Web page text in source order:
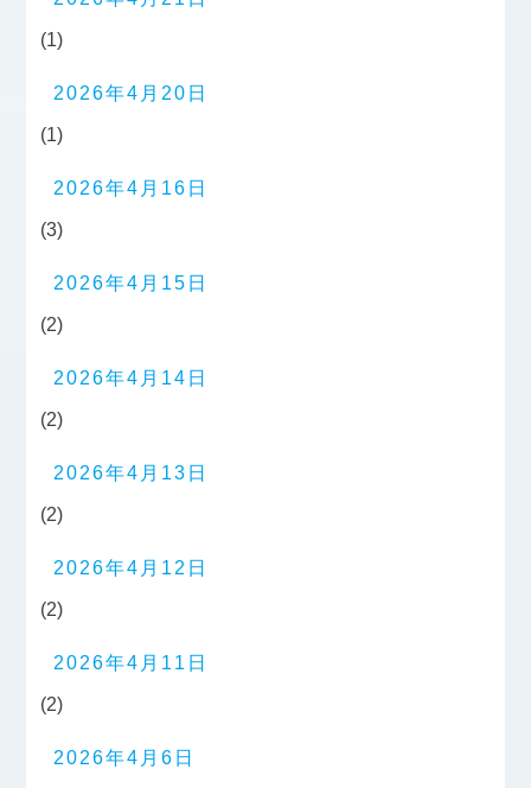
(1)
2026年4月20日
(1)
2026年4月16日
(3)
2026年4月15日
(2)
2026年4月14日
(2)
2026年4月13日
(2)
2026年4月12日
(2)
2026年4月11日
(2)
2026年4月6日